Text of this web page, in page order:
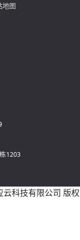
地图
1203
科技有限公司 版权